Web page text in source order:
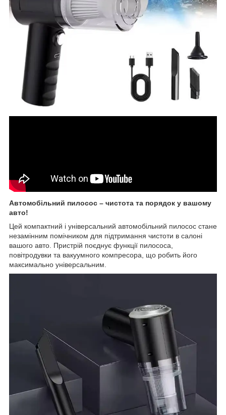
Автомобільний пилосос – чистота та порядок у вашому
авто!
Цей компактний і універсальний автомобільний пилосос стане
незамінним помічником для підтримання чистоти в салоні
вашого авто. Пристрій поєднує функції пилососа,
повітродувки та вакуумного компресора, що робить його
максимально універсальним.